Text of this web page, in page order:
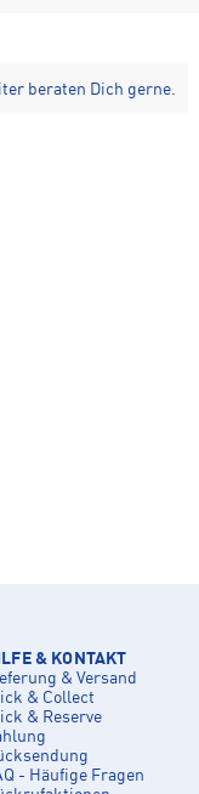
beraten Dich gerne.
& KONTAKT
& Versand
& Collect
& Reserve
- Häufige Fragen